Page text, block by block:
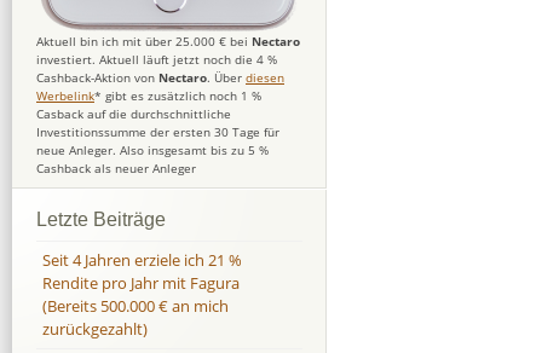
Aktuell bin ich mit über 25.000 € bei Nectaro
investiert. Aktuell läuft jetzt noch die 4 %
Cashback-Aktion von Nectaro. Über diesen
Werbelink* gibt es zusätzlich noch 1 %
Casback auf die durchschnittliche
Investitionssumme der ersten 30 Tage für
neue Anleger. Also insgesamt bis zu 5 %
Cashback als neuer Anleger
Letzte Beiträge
Seit 4 Jahren erziele ich 21 %
Rendite pro Jahr mit Fagura
(Bereits 500.000 € an mich
zurückgezahlt)